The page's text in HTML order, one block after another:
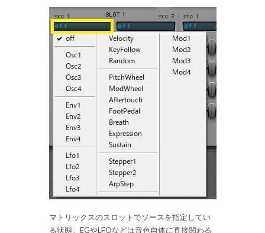
マトリックスのスロットでソースを指定してい
る状態。EGやLFOなどは音色自体に直接関わる